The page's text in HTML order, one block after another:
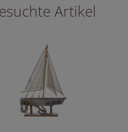
Artikel